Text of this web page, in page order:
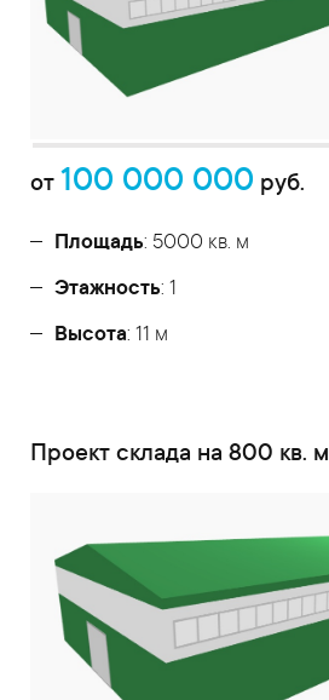
от 100 000 000 руб.
Площадь: 5000 кв. м
Этажность: 1
Высота: 11 м
Проект склада на 800 кв. м